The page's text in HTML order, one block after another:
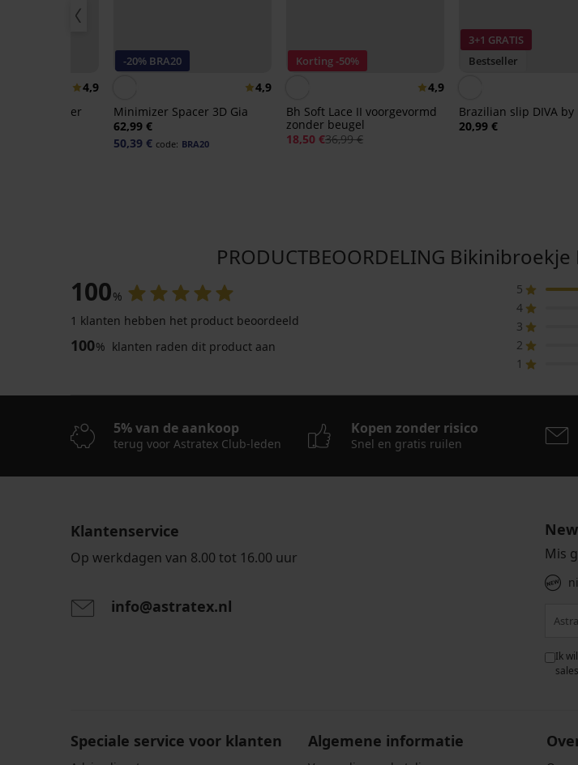
4,9
Bh Spacer Delicate Flower
-20% BRA20
4,9
Minimizer Spacer 3D Gia
62,99 €
50,39 € code: BRA20
Korting -50%
4,9
Bh Soft Lace II voorgevormd
zonder beugel
18,50 €36,99 €
3+1 GRATIS
Bestseller
Brazilian slip DIVA by
20,99 €
PRODUCTBEOORDELING
100%
1 klanten hebben het product beoordeeld
100% klanten raden dit product aan
5
4
3
2
1
5% van de aankoop
terug voor Astratex Club-leden
Kopen zonder risico
Snel en gratis ruilen
Klantenservice
Op werkdagen van 8.00 tot 16.00 uur
info@astratex.nl
Mis
Ik
Speciale service voor klanten Algemene informatie